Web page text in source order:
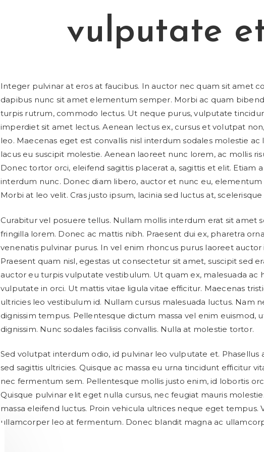
vulputate
Integer pulvinar at eros at faucibus. In auctor nec quam sit amet
dapibus nunc sit amet elementum semper. Morbi ac quam
turpis rutrum, commodo lectus. Ut neque purus, vulputate
imperdiet sit amet lectus. Aenean lectus ex, cursus et volutpat
leo. Maecenas eget est convallis nisl interdum sodales molestie ac
lacus eu suscipit molestie. Aenean laoreet nunc lorem, ac mollis
Donec tortor orci, eleifend sagittis placerat a, sagittis et elit. Etiam
interdum nunc. Donec diam libero, auctor et nunc eu, elementum
Morbi at leo velit. Cras justo ipsum, lacinia sed luctus at, scelerisque
Curabitur vel posuere tellus. Nullam mollis interdum erat sit amet
fringilla lorem. Donec ac mattis nibh. Praesent dui ex, pharetra
venenatis pulvinar purus. In vel enim rhoncus purus laoreet auctor
Praesent quam nisl, egestas ut consectetur sit amet, suscipit sed
auctor eu turpis vulputate vestibulum. Ut quam ex, malesuada ac
vulputate in orci. Ut mattis vitae ligula vitae efficitur. Maecenas
ultricies leo vestibulum id. Nullam cursus malesuada luctus. Nam
dignissim tempus. Pellentesque dictum massa vel enim euismod,
dignissim. Nunc sodales facilisis convallis. Nulla at molestie tortor.
Sed volutpat interdum odio, id pulvinar leo vulputate et. Phasellus
sed sagittis ultricies. Quisque ac massa eu urna tincidunt efficitur
nec fermentum sem. Pellentesque mollis justo enim, id lobortis
Quisque pulvinar elit eget nulla cursus, nec feugiat mauris
massa eleifend luctus. Proin vehicula ultrices neque eget tempus.
ullamcorper leo at fermentum. Donec blandit magna ac